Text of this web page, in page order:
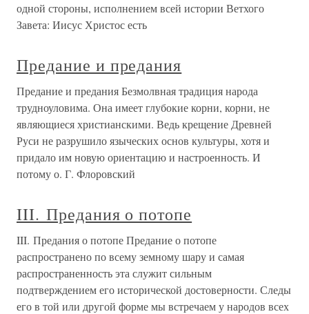
одной стороны, исполнением всей истории Ветхого
Завета: Иисус Христос есть
Предание и предания
Предание и предания Безмолвная традиция народа
трудноуловима. Она имеет глубокие корни, корни, не
являющиеся христианскими. Ведь крещение Древней
Руси не разрушило языческих основ культуры, хотя и
придало им новую ориентацию и настроенность. И
потому о. Г. Флоровский
III. Предания о потопе
III. Предания о потопе Предание о потопе
распространено по всему земному шару и самая
распространенность эта служит сильным
подтверждением его исторической достоверности. Следы
его в той или другой форме мы встречаем у народов всех